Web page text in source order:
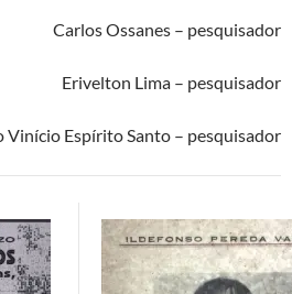
Carlos Ossanes – pesquisador
Erivelton Lima – pesquisador
Vinício Espírito Santo – pesquisador